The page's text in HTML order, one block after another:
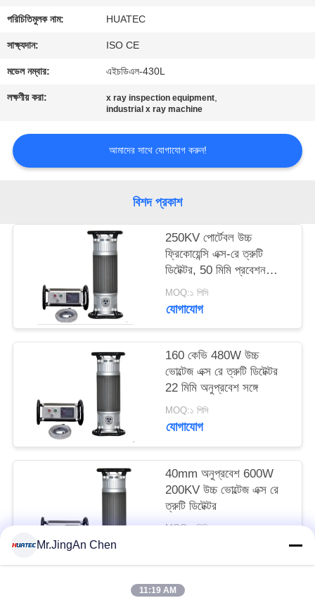
যোগাযোগ
করুন
উদ্ধৃতির
আবেদন
পরিচিতিমুলক নাম: HUATEC
সাক্ষ্যদান: ISO CE
মডেল নম্বার: এইচডিএল-430L
লক্ষণীয় করা: x ray inspection equipment,
industrial x ray machine
আমাদের সাথে যোগাযোগ করুন!
বিশদ প্রকাশ
250KV পোর্টেবল উচ্চ
ফ্রিকোয়েন্সি এক্স-রে ত্রুটি
ডিটেক্টর, 50 মিমি প্রবেশন
ক্ষমতা সহ
MOQ:১ পিসি
যোগাযোগ
160 কেভি 480W উচ্চ
ভোল্টেজ এক্স রে ত্রুটি ডিটেক্টর
22 মিমি অনুপ্রবেশ সঙ্গে
MOQ:১ পিসি
যোগাযোগ
40mm অনুপ্রবেশ 600W
200KV উচ্চ ভোল্টেজ এক্স রে
ত্রুটি ডিটেক্টর
MOQ:১ পিসি
Mr.JingAn Chen
11:19 AM